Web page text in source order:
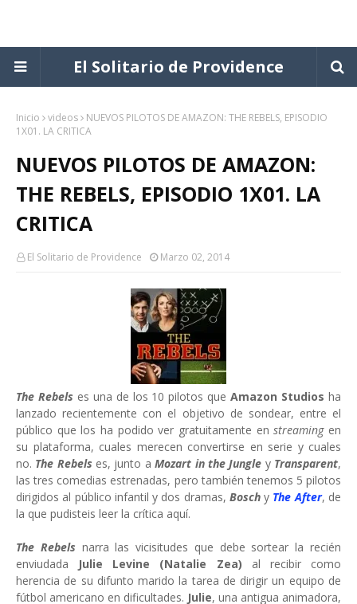
El Solitario de Providence
Inicio videos
NUEVOS PILOTOS DE AMAZON: THE REBELS, EPISODIO
1X01. LA CRITICA
NUEVOS PILOTOS DE AMAZON:
THE REBELS, EPISODIO 1X01. LA
CRITICA
El Solitario de Providence Marzo 02, 2014
The Rebels es una de los 10 pilotos queAmazon Studios ha
lanzado recientemente con el objetivo de sondear, entre el
público que los ha podido ver gratuitamente enstreaming en
su plataforma, cuales merecen convertirse en serie y cuales
no. The Rebels es, junto aMozart in the Jungle y Transparent,
las tres comedias estrenadas, pero también tenemos 5 pilotos
dirigidos al público infantil y dos dramas, Boschy The After, de
la que pudisteis leer la crítica aquí.
The Rebels narra las vicisitudes que debe sortear la recién
enviudada Julie Levine (Natalie Zea) al recibir como
herencia de su difunto marido la tarea de dirigir un equipo de
fútbol americano en dificultades. Julie, una antigua animadora,